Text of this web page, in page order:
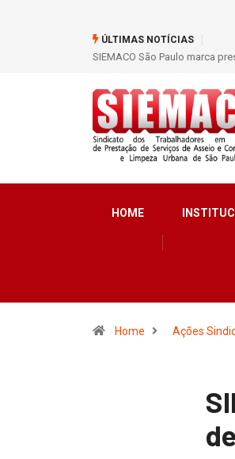
ÚLTIMAS NOTÍCIAS
Trabalho de base fortalece o
HOME
Home Ações